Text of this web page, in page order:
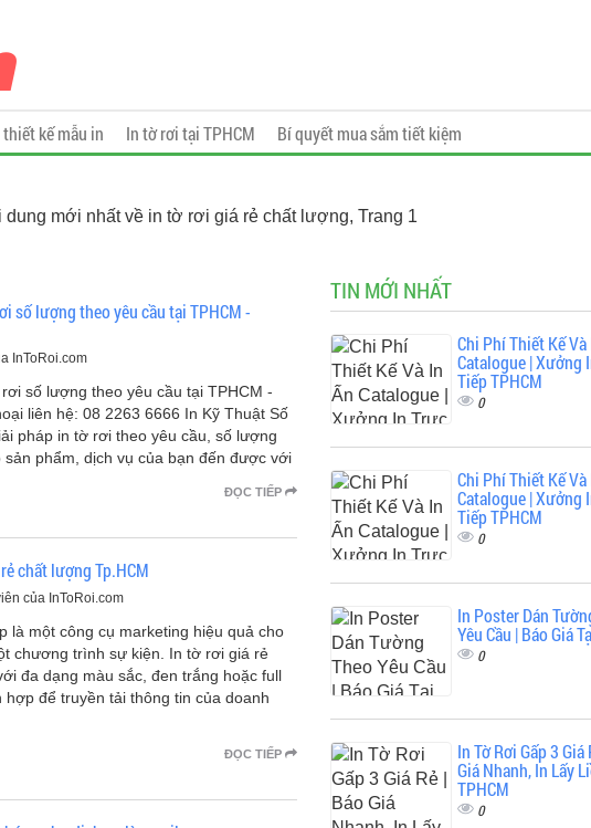
kế mẫu in In tờ rơi tại TPHCM
Bí quyết mua sắm tiết kiệm
mới nhất về in tờ rơi giá rẻ chất lượng, Trang 1
số lượng theo yêu cầu tại TPHCM -
InToRoi.com
số lượng theo yêu cầu tại TPHCM -
liên hệ: 08 2263 6666 In Kỹ Thuật Số
pháp in tờ rơi theo yêu cầu, số lượng
phẩm, dịch vụ của bạn đến được với
ĐỌC TIẾP
chất lượng Tp.HCM
của InToRoi.com
là một công cụ marketing hiệu quả cho
chương trình sự kiện. In tờ rơi giá rẻ
đa dạng màu sắc, đen trắng hoặc full
hợp để truyền tải thông tin của doanh
ĐỌC TIẾP
TIN MỚI NHẤT
Chi Phí Thiết Kế Và
Catalogue | Xưởng
Tiếp TPHCM
0
Chi Phí Thiết Kế Và
Catalogue | Xưởng
Tiếp TPHCM
0
In Poster Dán
Yêu Cầu | Báo Giá
0
In Tờ Rơi Gấp 3 Giá
Giá Nhanh, In Lấy
TPHCM
0